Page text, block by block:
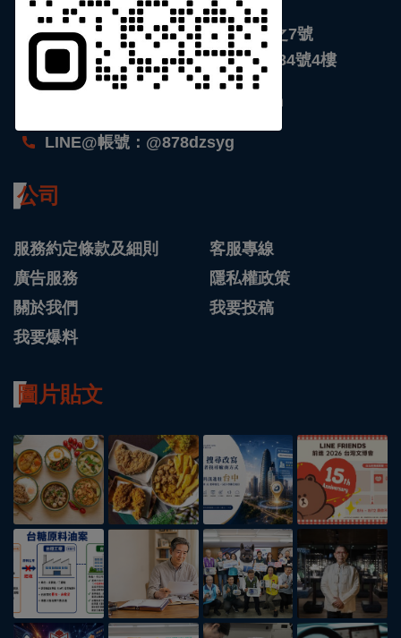
台北 : 新北市館前東路116號5樓之7號
台南 : 台南市安平區永華路二段684號4樓
support@chinanewscloud.com
LINE@帳號：@878dzsyg
公司
服務約定條款及細則
客服專線
廣告服務
隱私權政策
關於我們
我要投稿
我要爆料
圖片貼文